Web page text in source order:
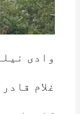
وادی
غلام